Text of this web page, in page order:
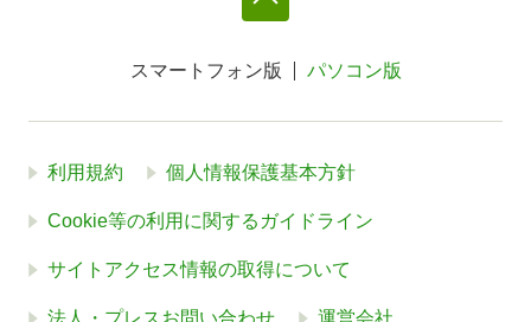
スマートフォン版 パソコン版
利用規約 個人情報保護基本方針
Cookie等の利用に関するガイドライン
サイトアクセス情報の取得について
法人・プレスお問い合わせ 運営会社